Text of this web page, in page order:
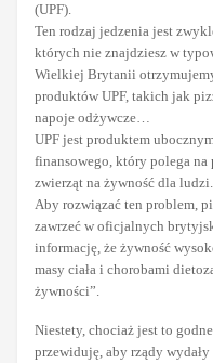
(UPF).
Ten rodzaj jedzenia jest
których nie znajdziesz w
Wielkiej Brytanii
produktów UPF, takich jak
napoje odżywcze…
UPF jest produktem
finansowego, który polega
zwierząt na żywność dla ludzi.
Aby rozwiązać ten problem,
zawrzeć w oficjalnych
informację, że żywność
masy ciała i chorobami
żywności”.
Niestety, chociaż jest to
przewiduję, aby rządy